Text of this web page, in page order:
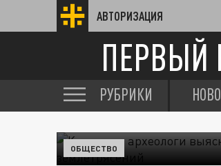
АВТОРИЗАЦИЯ
ПЕРВЫЙ
РУБРИКИ
ОБЩЕСТВО